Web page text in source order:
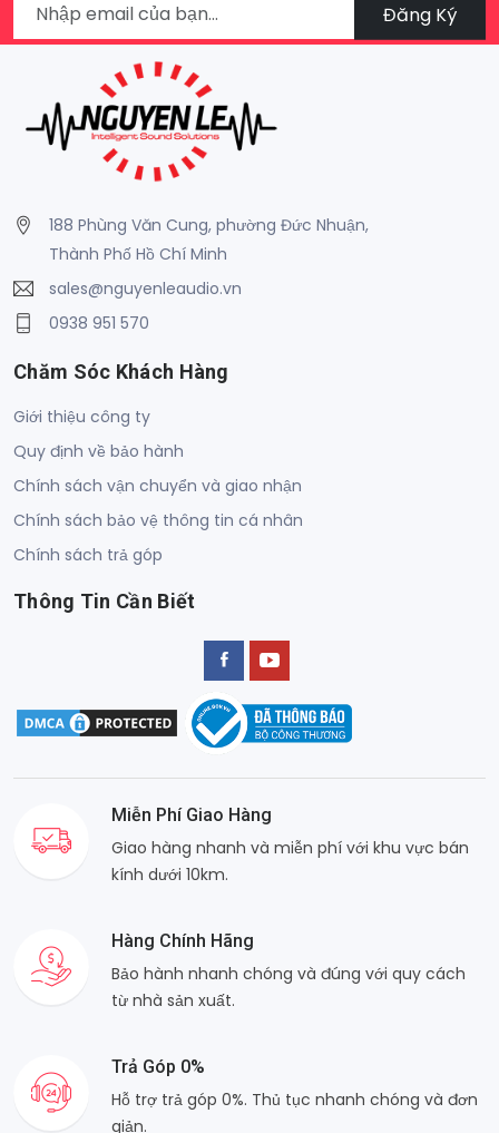
Đăng Ký
188 Phùng Văn Cung, phường Đức Nhuận,
Thành Phố Hồ Chí Minh
sales@nguyenleaudio.vn
0938 951 570
Chăm Sóc Khách Hàng
Giới thiệu công ty
Quy định về bảo hành
Chính sách vận chuyển và giao nhận
Chính sách bảo vệ thông tin cá nhân
Chính sách trả góp
Thông Tin Cần Biết
Miễn Phí Giao Hàng
Giao hàng nhanh và miễn phí với khu vực bán
kính dưới 10km.
Hàng Chính Hãng
Bảo hành nhanh chóng và đúng với quy cách
từ nhà sản xuất.
Trả Góp 0%
Hỗ trợ trả góp 0%. Thủ tục nhanh chóng và đơn
giản.